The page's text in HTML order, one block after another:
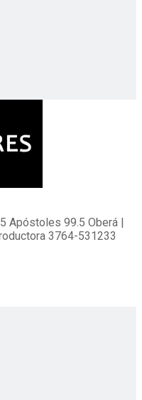
Apóstoles 99.5 Oberá |
3764-531233